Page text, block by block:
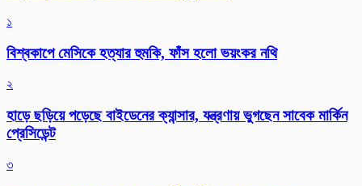
১
বিশ্বকাপে মেসিকে হত্যার হুমকি, ফাঁস হলো ভয়ংকর নথি
২
হাড়ে ছড়িয়ে পড়েছে বাইডেনের ক্যান্সার, যন্ত্রণায় ভুগছেন সাবেক মার্কিন
প্রেসিডেন্ট
৩